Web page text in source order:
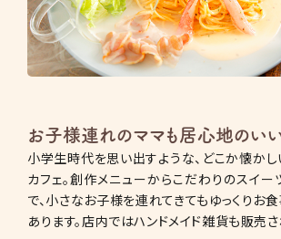
お子様連れのママも居心地のいい
小学生時代を思い出すような、どこか懐か
カフェ。創作メニューからこだわりのスイ
で、小さなお子様を連れてきてもゆっくりお
あります。店内ではハンドメイド雑貨も販売さ